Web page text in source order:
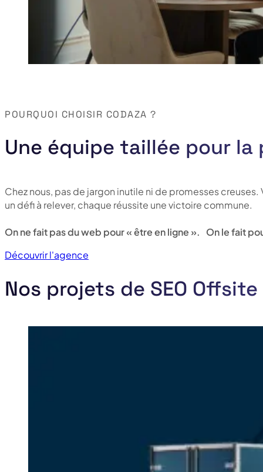
Une équipe taillée pour
POURQUOI CHOISIR CODAZA ?
Chez nous, pas de jargon inutile ni de promesses
un défi à relever, chaque réussite une victoire commune.
On ne fait pas du web pour « être en ligne ». On le fait
Découvrir l'agence
Nos projets de SEO Offsite